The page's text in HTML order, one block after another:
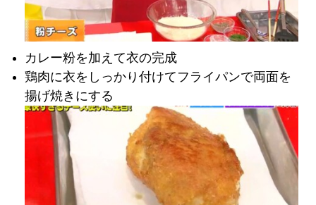
カレー粉を加えて衣の完成
鶏肉に衣をしっかり付けてフライパンで両面を
揚げ焼きにする